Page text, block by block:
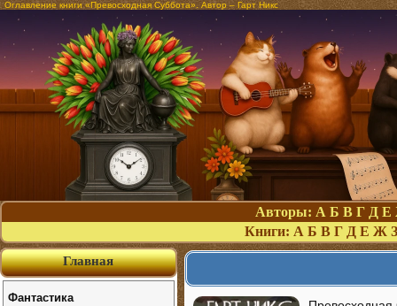
Оглавление книги «Превосходная Суббота». Автор – Гарт Никс
Авторы: А Б В Г Д Е
Книги: А Б В Г Д Е Ж З
Главная
Фантастика